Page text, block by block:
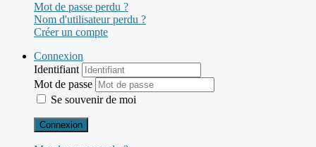
Mot de passe perdu ?
Nom d'utilisateur perdu ?
Créer un compte
Connexion
Identifiant
Mot de passe
Se souvenir de moi
Connexion